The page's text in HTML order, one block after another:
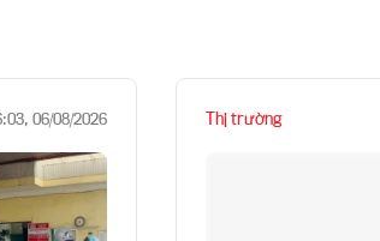
06/08/2026 Thị trường